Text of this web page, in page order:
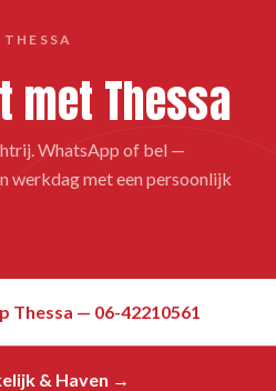
met Thessa
WhatsApp of bel —
werkdag met een persoonlijk
Thessa — 06-42210561
& Haven →